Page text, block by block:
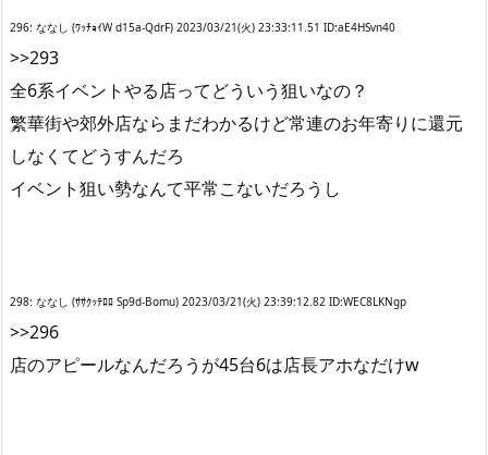
296: ななし (ﾜｯﾁｮｲW d15a-QdrF) 2023/03/21(火) 23:33:11.51 ID:aE4HSvn40
>>293
全6系イベントやる店ってどういう狙いなの？
繁華街や郊外店ならまだわかるけど常連のお年寄りに還元
しなくてどうすんだろ
イベント狙い勢なんて平常こないだろうし
298: ななし (ｻｻｸｯﾃﾛﾛ Sp9d-Bomu) 2023/03/21(火) 23:39:12.82 ID:WEC8LKNgp
>>296
店のアピールなんだろうが45台6は店長アホなだけw